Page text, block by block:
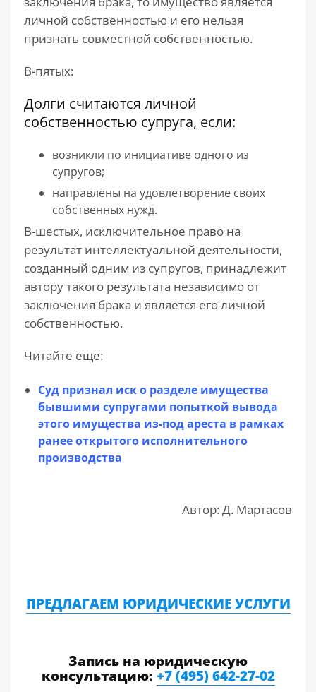
личной собственностью и его нельзя
признать совместной собственностью.
В-пятых:
Долги считаются личной
собственностью супруга, если:
возникли по инициативе одного из
супругов;
направлены на удовлетворение своих
собственных нужд.
В-шестых, исключительное право на
результат интеллектуальной деятельности,
созданный одним из супругов, принадлежит
автору такого результата независимо от
заключения брака и является его личной
собственностью.
Читайте еще:
Суд признал иск о разделе имущества
бывшими супругами попыткой вывода
этого имущества из-под ареста в рамках
ранее открытого исполнительного
производства
Автор: Д. Мартасов
ПРЕДЛАГАЕМ ЮРИДИЧЕСКИЕ УСЛУГИ
Запись на юридическую
консультацию: +7 (495) 642-27-02